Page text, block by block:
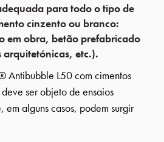
para todo o tipo de
cinzento ou branco:
em obra, betão prefabricado
arquitetónicas, etc.).
Antibubble L50 com cimentos
ser objeto de ensaios
em alguns casos, podem surgir